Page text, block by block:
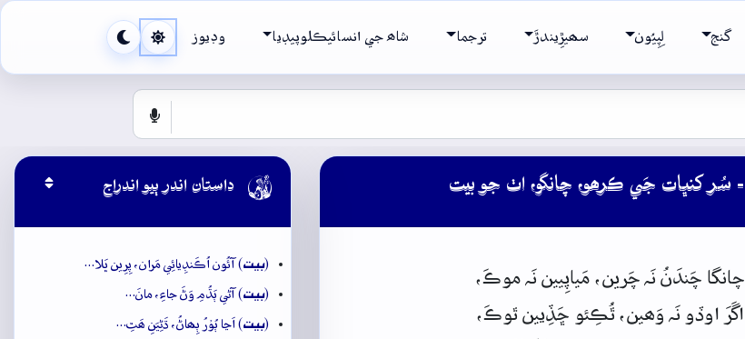
گنج لِپِيُون سھيڙِيندڙَ ترجما شاھ جي انسائيڪلوپيڊيا وڊيوز
- سُر کنڀات جَي ڪرھو، چانگو، اٺ جو بيت
چانگا چَندَنُ نَہچَرين، مَياپِيين نَہموڪَ،
اگَرَ اوڏو نَہوَھين، ٿُڪِئو ڇَڏِيين ٿوڪَ،
 داستان اندر ٻيو اندراج
(بيت) آئُون اُڪَنڊِيائِي مَران، پِرِين ڀَلا…
(بيت) آڻي ٻَڌُمِ وَڻَ جاءِ، مانَ…
(بيت) اَڃا ٻُوۡرُ ٻِھاڻُ، ڌَڻِيَنِ ھَٿِ…